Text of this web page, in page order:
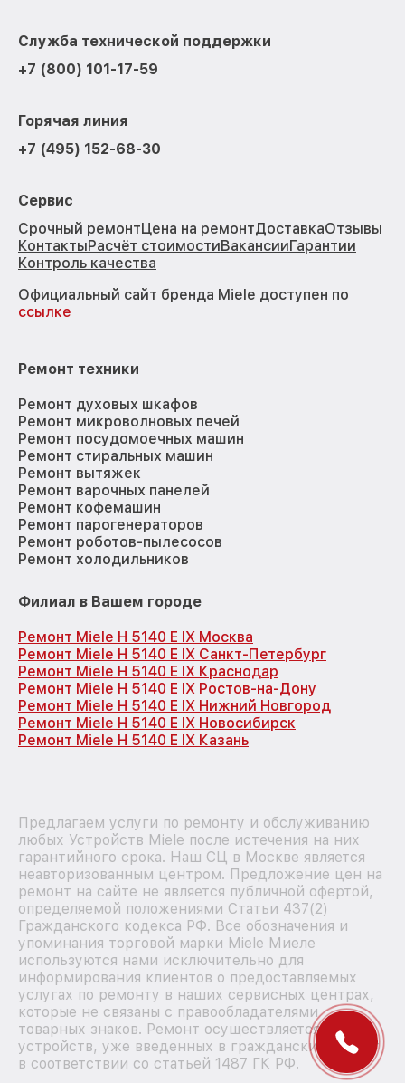
Служба технической поддержки
+7 (800) 101-17-59
Горячая линия
+7 (495) 152-68-30
Сервис
Срочный ремонтЦена на ремонтДоставкаОтзывы
КонтактыРасчёт стоимостиВакансииГарантии
Контроль качества
Официальный сайт бренда Miele доступен по
ссылке
Ремонт техники
Ремонт духовых шкафов
Ремонт микроволновых печей
Ремонт посудомоечных машин
Ремонт стиральных машин
Ремонт вытяжек
Ремонт варочных панелей
Ремонт кофемашин
Ремонт парогенераторов
Ремонт роботов-пылесосов
Ремонт холодильников
Филиал в Вашем городе
Ремонт Miele H 5140 E IX Москва
Ремонт Miele H 5140 E IX Санкт-Петербург
Ремонт Miele H 5140 E IX Краснодар
Ремонт Miele H 5140 E IX Ростов-на-Дону
Ремонт Miele H 5140 E IX Нижний Новгород
Ремонт Miele H 5140 E IX Новосибирск
Ремонт Miele H 5140 E IX Казань
Предлагаем услуги по ремонту и обслуживанию
любых Устройств Miele после истечения на них
гарантийного срока. Наш СЦ в Москве является
неавторизованным центром. Предложение цен на
ремонт на сайте не является публичной офертой,
определяемой положениями Статьи 437(2)
Гражданского кодекса РФ. Все обозначения и
упоминания торговой марки Miele Миеле
используются нами исключительно для
информирования клиентов о предоставляемых
услугах по ремонту в наших сервисных центрах,
которые не связаны с правообладателями
товарных знаков. Ремонт осуществляется для
устройств, уже введенных в гражданский оборот
в соответствии со статьей 1487 ГК РФ.